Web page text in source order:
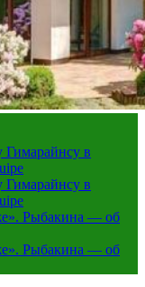
в
в
Рыбакина — об
Рыбакина — об